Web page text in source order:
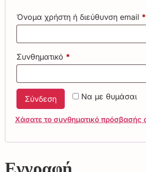
Όνομα χρήστη ή διεύθυνση email *
Συνθηματικό *
Να με θυμάσαι
Σύνδεση
Χάσατε το συνθηματικό πρόσβασής